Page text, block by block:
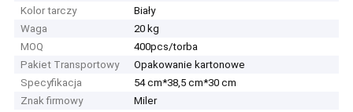
Kolor tarczy
Biały
Waga
20 kg
MOQ
400pcs/torba
Pakiet Transportowy
Opakowanie kartonowe
Specyfikacja
54 cm*38,5 cm*30 cm
Znak firmowy
Miler